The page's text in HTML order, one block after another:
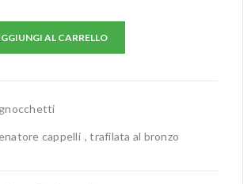
AL CARRELLO
cappelli ,trafilata al bronzo